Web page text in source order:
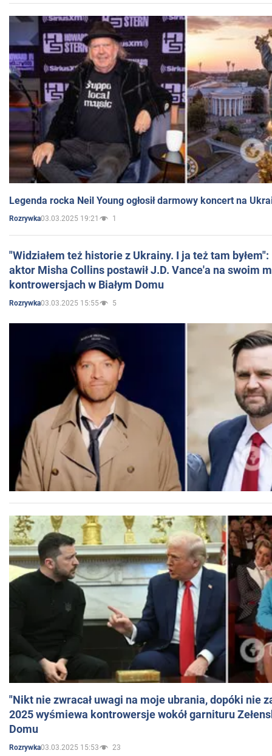
Legenda rocka Neil Young ogłosił darmowy koncert na
Rozrywka03.03.2025 19:21 1
"Widziałem też historie z Ukrainy. I ja też tam
aktor Misha Collins postawił J.D. Vance'a na swoim
kontrowersjach w Białym Domu
Rozrywka03.03.2025 15:55 5
"Nikt nie zwracał uwagi na moje ubrania, dopóki nie
2025 wyśmiewa kontrowersje wokół garnituru
Domu
Rozrywka03.03.2025 15:53 23